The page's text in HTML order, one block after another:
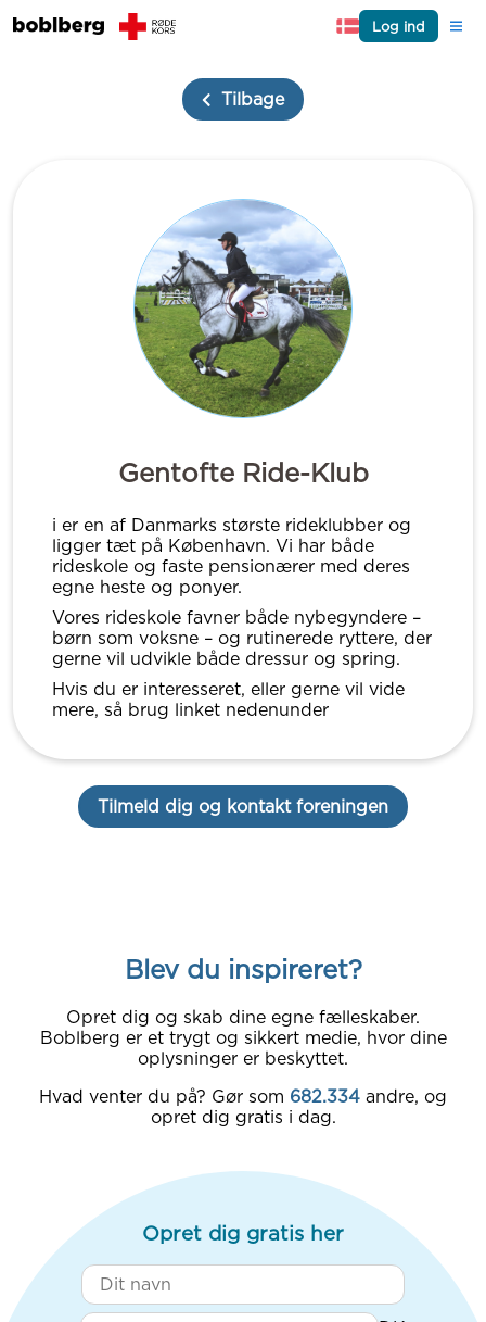
Log ind
Tilbage
Gentofte Ride-Klub
i er en af Danmarks største rideklubber og
ligger tæt på København. Vi har både
rideskole og faste pensionærer med deres
egne heste og ponyer.
Vores rideskole favner både nybegyndere –
børn som voksne – og rutinerede ryttere, der
gerne vil udvikle både dressur og spring.
Hvis du er interesseret, eller gerne vil vide
mere, så brug linket nedenunder
Tilmeld dig og kontakt foreningen
Blev du inspireret?
Opret dig og skab dine egne fælleskaber.
Boblberg er et trygt og sikkert medie, hvor dine
oplysninger er beskyttet.
Hvad venter du på? Gør som 682.334 andre, og
opret dig gratis i dag.
Opret dig gratis her